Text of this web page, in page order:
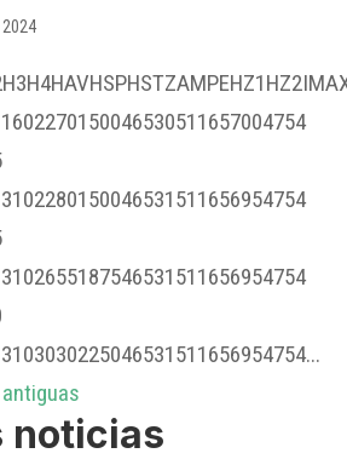
noticias